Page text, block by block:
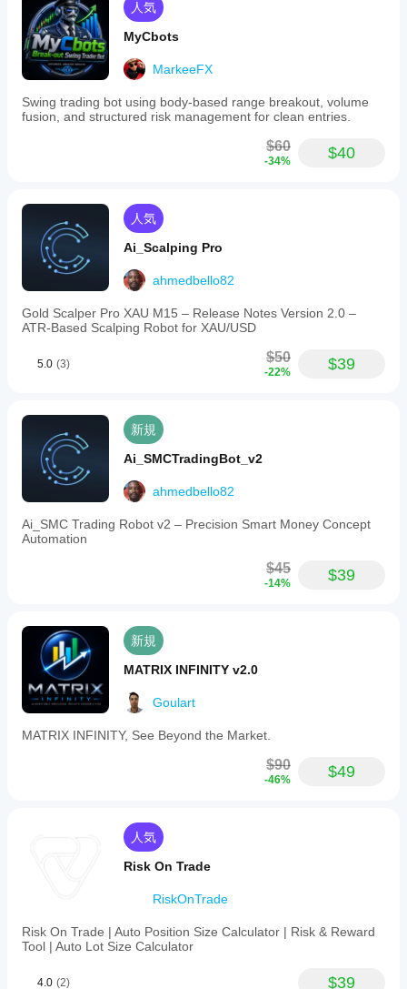
- 外部依存なし
- AccessRights: なし（安全、外部アクセスなし）
バージョン情報
作者：efem2000
ライセンス：フリーウェア
人気
MyCbots
MarkeeFX
Swing trading bot using body-based range breakout, volume
fusion, and structured risk management for clean entries.
$60
-34% $40
人気
Ai_Scalping Pro
ahmedbello82
Gold Scalper Pro XAU M15 – Release Notes Version 2.0 –
ATR‑Based Scalping Robot for XAU/USD
5.0 (3) $50
-22% $39
新規
Ai_SMCTradingBot_v2
ahmedbello82
Ai_SMC Trading Robot v2 – Precision Smart Money Concept
Automation
$45
-14% $39
新規
MATRIX INFINITY v2.0
Goulart
MATRIX INFINITY, See Beyond the Market.
$90
-46% $49
人気
Risk On Trade
RiskOnTrade
Risk On Trade | Auto Position Size Calculator | Risk & Reward
Tool | Auto Lot Size Calculator
4.0 (2) $39